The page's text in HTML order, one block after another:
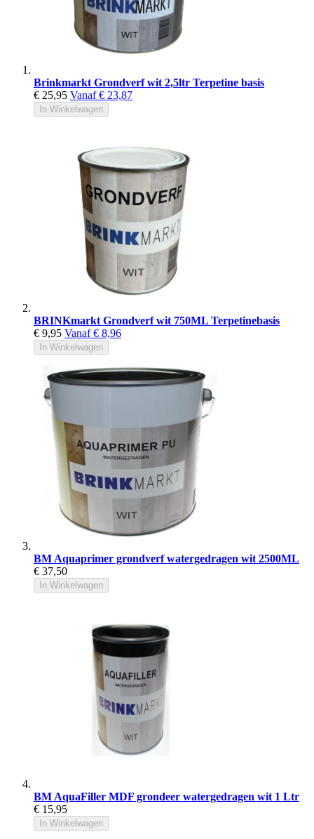
Brinkmarkt Grondverf wit 2,5ltr Terpetine basis
€ 25,95 Vanaf € 23,87
In Winkelwagen
BRINKmarkt Grondverf wit 750ML Terpetinebasis
€ 9,95 Vanaf € 8,96
In Winkelwagen
BM Aquaprimer grondverf watergedragen wit 2500ML
€ 37,50
In Winkelwagen
BM AquaFiller MDF grondeer watergedragen wit 1 Ltr
€ 15,95
In Winkelwagen